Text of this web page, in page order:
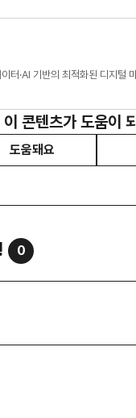
터·AI 기반의 최적화된 디지털
이 콘텐츠가 도움이
도움돼요
0